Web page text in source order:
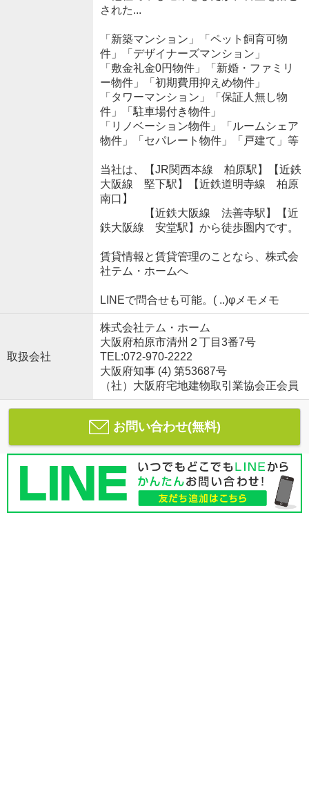
された...
「新築マンション」「ペット飼育可物
件」「デザイナーズマンション」
「敷金礼金0円物件」「新婚・ファミリ
ー物件」「初期費用抑えめ物件」
「タワーマンション」「保証人無し物
件」「駐車場付き物件」
「リノベーション物件」「ルームシェア
物件」「セパレート物件」「戸建て」等
当社は、【JR関西本線 柏原駅】【近鉄
大阪線 堅下駅】【近鉄道明寺線 柏原
南口】
【近鉄大阪線 法善寺駅】【近
鉄大阪線 安堂駅】から徒歩圏内です。
賃貸情報と賃貸管理のことなら、株式会
社テム・ホームへ
LINEで問合せも可能。( ..)φメモメモ
取扱会社
株式会社テム・ホーム
大阪府柏原市清州２丁目3番7号
TEL:072-970-2222
大阪府知事 (4) 第53687号
（社）大阪府宅地建物取引業協会正会員
お問い合わせ(無料)